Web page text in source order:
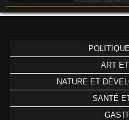
ART
NATURE ET
SANTÉ